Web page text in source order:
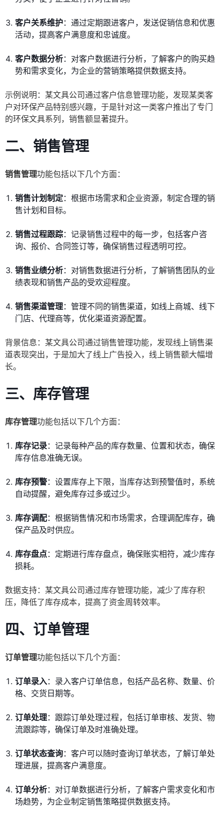
客户关系维护：通过定期跟进客户，发送促销信息和优惠
活动，提高客户满意度和忠诚度。
客户数据分析：对客户数据进行分析，了解客户的购买趋
势和需求变化，为企业的营销策略提供数据支持。
示例说明：某文具公司通过客户信息管理功能，发现某类客
户对环保产品特别感兴趣，于是针对这一类客户推出了专门
的环保文具系列，销售额显著提升。
二、销售管理
销售管理功能包括以下几个方面：
销售计划制定：根据市场需求和企业资源，制定合理的销
售计划和目标。
销售过程跟踪：记录销售过程中的每一步，包括客户咨
询、报价、合同签订等，确保销售过程透明可控。
销售业绩分析：对销售数据进行分析，了解销售团队的业
绩表现和销售产品的受欢迎程度。
销售渠道管理：管理不同的销售渠道，如线上商城、线下
门店、代理商等，优化渠道资源配置。
背景信息：某文具公司通过销售管理功能，发现线上销售渠
道表现突出，于是加大了线上广告投入，线上销售额大幅增
长。
三、库存管理
库存管理功能包括以下几个方面：
库存记录：记录每种产品的库存数量、位置和状态，确保
库存信息准确无误。
库存预警：设置库存上下限，当库存达到预警值时，系统
自动提醒，避免库存过多或过少。
库存调配：根据销售情况和市场需求，合理调配库存，确
保产品及时供应。
库存盘点：定期进行库存盘点，确保账实相符，减少库存
损耗。
数据支持：某文具公司通过库存管理功能，减少了库存积
压，降低了库存成本，提高了资金周转效率。
四、订单管理
订单管理功能包括以下几个方面：
订单录入：录入客户订单信息，包括产品名称、数量、价
格、交货日期等。
订单处理：跟踪订单处理过程，包括订单审核、发货、物
流跟踪等，确保订单及时准确处理。
订单状态查询：客户可以随时查询订单状态，了解订单处
理进展，提高客户满意度。
订单分析：对订单数据进行分析，了解客户需求变化和市
场趋势，为企业制定销售策略提供数据支持。